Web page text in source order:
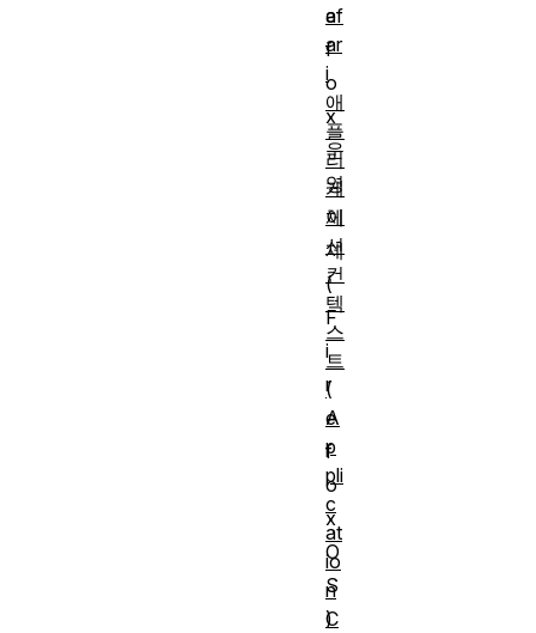
e
f
o
x
운
영
체
제
(
F
i
r
e
f
o
x
O
S
)
af
ar
i
애
플
리
케
이
션
컨
텍
스
트
(
A
p
pli
c
at
io
n
C